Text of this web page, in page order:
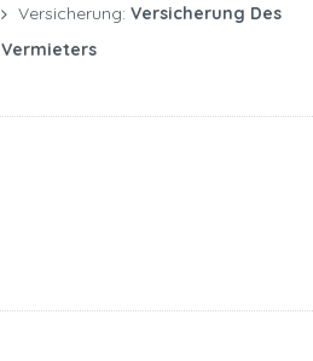
Versicherung: Versicherung Des
Vermieters